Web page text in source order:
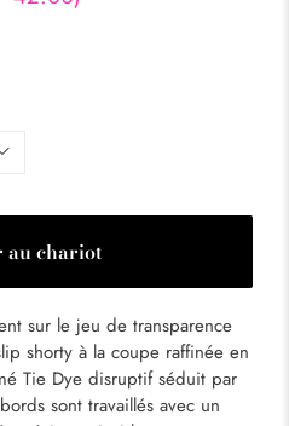
au chariot
sur le jeu de transparence
shorty à la coupe raffinée en
Tie Dye disruptif séduit par
sont travaillés avec un